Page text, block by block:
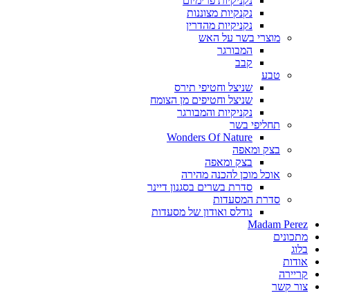
נקנקיות מצוננות
נקניקיות מהדרין
מוצרי בשר על האש
המבורגר
קבב
טבע
שניצל וחטיפי תירס
שניצל וחטיפים מן הצומח
נקניקיות והמבורגר
תחליפי בשר
Wonders Of Nature
בצק ומאפה
בצק ומאפה
אוכל מוכן להכנה מהירה
סדרת בשרים בסגנון דיינר
סדרת המסעדות
נודלס ואודון של מסעדות
Madam Perez
מתכונים
בלוג
אודות
קריירה
צור קשר